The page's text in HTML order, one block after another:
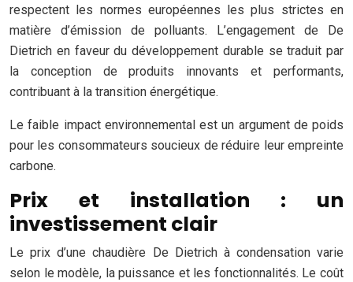
respectent les normes européennes les plus strictes en
matière d’émission de polluants. L’engagement de De
Dietrich en faveur du développement durable se traduit par
la conception de produits innovants et performants,
contribuant à la transition énergétique.
Le faible impact environnemental est un argument de poids
pour les consommateurs soucieux de réduire leur empreinte
carbone.
Prix et installation : un
investissement clair
Le prix d’une chaudière De Dietrich à condensation varie
selon le modèle, la puissance et les fonctionnalités. Le coût